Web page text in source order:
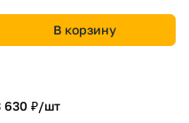
В корзину
630 ₽/шт